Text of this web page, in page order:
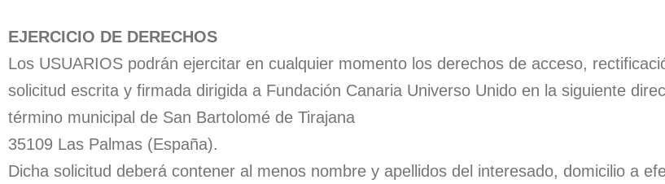
EJERCICIO DE DERECHOS
Los USUARIOS podrán ejercitar en cualquier momento los derechos de acceso,
solicitud escrita y firmada dirigida a Fundación Canaria Universo Unido en la siguiente
término municipal de San Bartolomé de Tirajana
35109 Las Palmas (España).
Dicha solicitud deberá contener al menos nombre y apellidos del interesado, domicilio a